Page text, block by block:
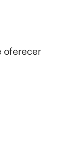
oferecer